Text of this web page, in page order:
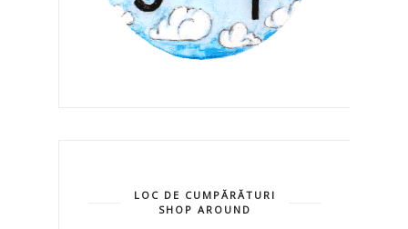
LOC DE CUMPĂRĂTURI
SHOP AROUND